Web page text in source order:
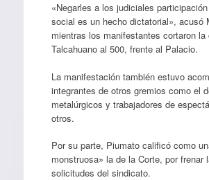
«Negarles a los judiciales
social es un hecho dictatorial», acusó
mientras los manifestantes cortaron la
Talcahuano al 500, frente al Palacio.
La manifestación también estuvo
integrantes de otros gremios como el
metalúrgicos y trabajadores de
otros.
Por su parte, Piumato calificó como
monstruosa» la de la Corte, por frenar
solicitudes del sindicato.